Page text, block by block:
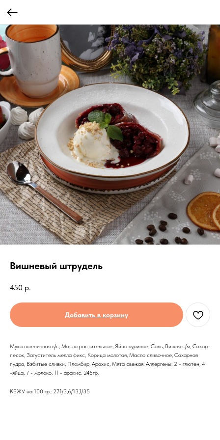
Вишневый штрудель
450 р.
Добавить в корзину
Мука пшеничная в/с, Масло растительное, Яйцо куриное, Соль, Вишня с/м, Сахар-
песок, Загуститель мелла фикс, Корица молотая, Масло сливочное, Сахарная
пудра, Взбитые сливки, Пломбир, Арахис, Мята свежая. Аллергены: 2 - глютен, 4
-яйца, 7 - молоко, 11 - арахис. 245гр.
КБЖУ на 100 гр.: 271/3,6/13,1/35